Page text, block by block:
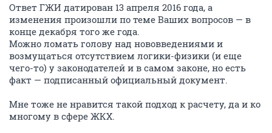
Ответ ГЖИ датирован 13 апреля 2016 года, а
изменения произошли по теме Ваших вопросов — в
конце декабря того же года.
Можно ломать голову над нововведениями и
возмущаться отсутствием логики-физики (и еще
чего-то) у законодателей и в самом законе, но есть
факт — подписанный официальный документ.
Мне тоже не нравится такой подход к расчету, да и ко
многому в сфере ЖКХ.